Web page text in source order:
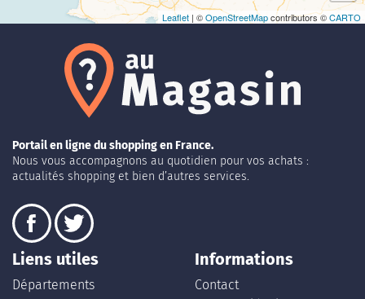
Leaflet | ©OpenStreetMapcontributors ©CARTO
Portail en ligne du shopping en France.
Nous vous accompagnons au quotidien pour vos achats :
actualités shopping et bien d’autres services.
Liens utiles
Départements
Informations
Contact